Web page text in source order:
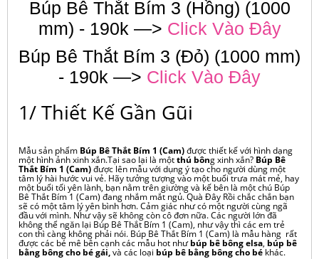
Búp Bê Thắt Bím 3 (Hồng) (1000
mm) - 190k —> Click Vào Đây
Búp Bê Thắt Bím 3 (Đỏ) (1000 mm)
- 190k —> Click Vào Đây
1/ Thiết Kế Gần Gũi
Mẫu sản phẩm Búp Bê Thắt Bím 1 (Cam)được thiết kế với hình dạng
một hình ảnh xinh xắn.Tại sao lại là mộtthú bông xinh xắn? Búp Bê
Thắt Bím 1 (Cam)được lên mẫu với dụng ý tạo cho người dùng một
tâm lý hài hước vui vẻ. Hãy tưởng tượng vào một buổi trưa mát mẻ, hay
một buổi tối yên lành, bạn nằm trên giường và kế bên là một chú Búp
Bê Thắt Bím 1 (Cam) đang nhắm mắt ngủ. Quà Đây Rồi chắc chắn bạn
sẽ có một tâm lý yên bình hơn. Cảm giác như có một người cùng ngã
đầu với mình. Như vậy sẽ không còn cô đơn nữa. Các người lớn đã
không thể ngăn lại Búp Bê Thắt Bím 1 (Cam), như vậy thì các em trẻ
con thì càng không phải nói. Búp Bê Thắt Bím 1 (Cam) là mẫu hàng rất
được các bé mê bên cạnh các mẫu hot nhưbúp bê bông elsa, búp bê
bằng bông cho bé gái,và các loại búp bê bằng bông cho bé khác.